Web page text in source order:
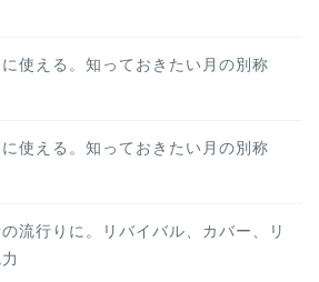
使える。知っておきたい月の別称
使える。知っておきたい月の別称
流行りに。リバイバル、カバー、リ